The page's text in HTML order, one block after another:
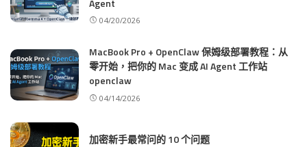
04/20/2026
MacBook Pro + OpenClaw 保姆级部署教程：从
零开始，把你的 Mac 变成 AI Agent 工作站
openclaw
04/14/2026
加密新手最常问的 10 个问题